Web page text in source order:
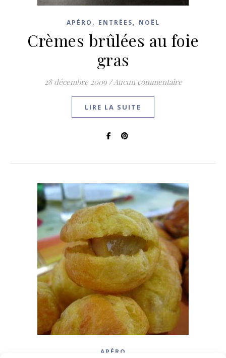
APÉRO , ENTRÉES, NOËL
Crèmes brûlées au foie
gras
28 décembre 2009 /Aucun commentaire
LIRE LA SUITE
APÉRO